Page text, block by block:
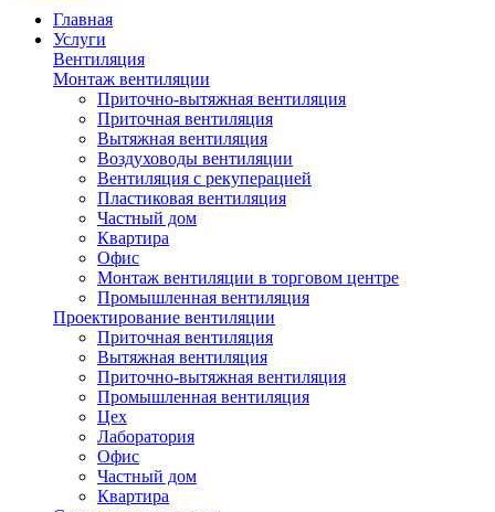
Главная
Услуги
Вентиляция
Монтаж вентиляции
Приточно-вытяжная вентиляция
Приточная вентиляция
Вытяжная вентиляция
Воздуховоды вентиляции
Вентиляция с рекуперацией
Пластиковая вентиляция
Частный дом
Квартира
Офис
Монтаж вентиляции в торговом центре
Промышленная вентиляция
Проектирование вентиляции
Приточная вентиляция
Вытяжная вентиляция
Приточно-вытяжная вентиляция
Промышленная вентиляция
Цех
Лаборатория
Офис
Частный дом
Квартира